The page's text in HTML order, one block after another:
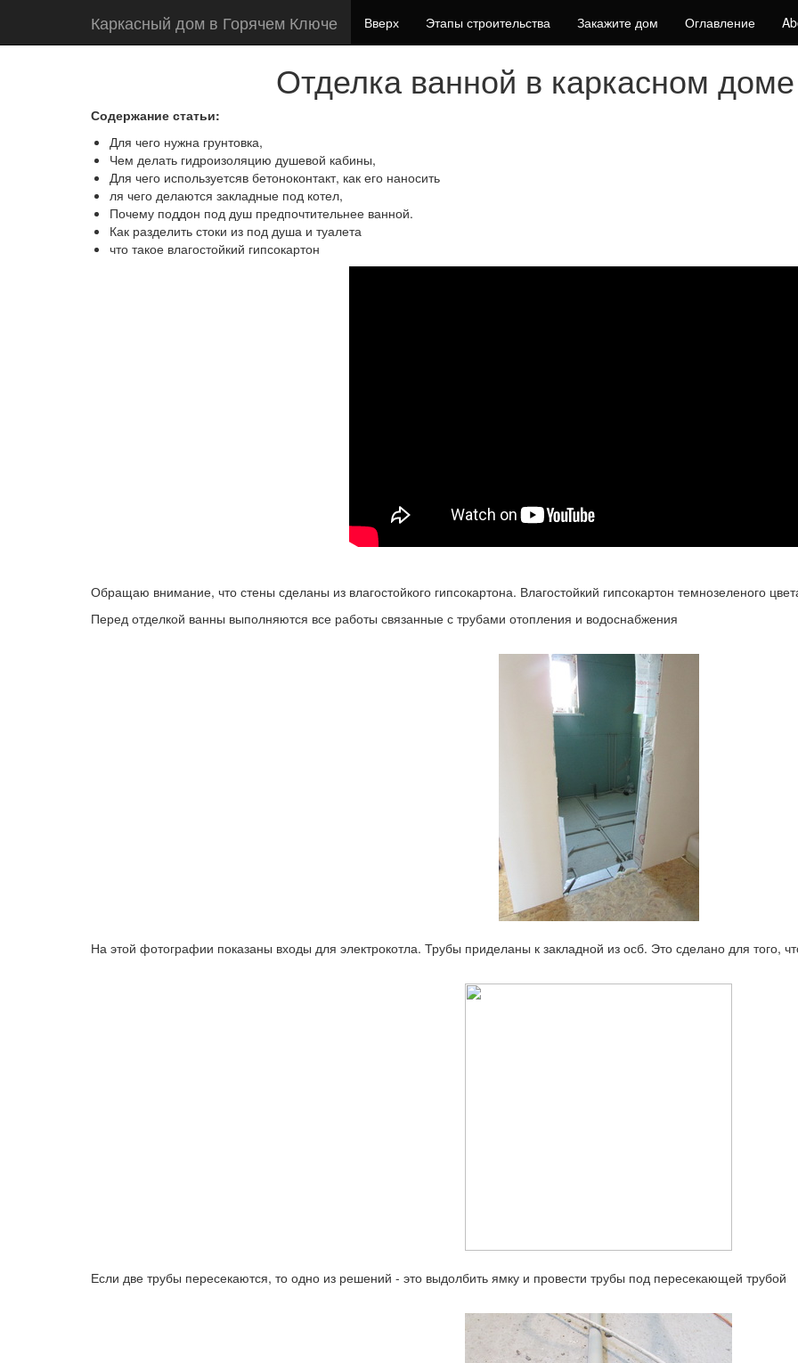
Каркасный дом в Горячем Ключе Вверх Этапы строительства Закажите дом Оглавление
Отделка ванной в каркасном
Содержание статьи:
Для чего нужна грунтовка,
Чем делать гидроизоляцию душевой кабины,
Для чего используетсяв бетоноконтакт, как его наносить
ля чего делаются закладные под котел,
Почему поддон под душ предпочтительнее ванной.
Как разделить стоки из под душа и туалета
что такое влагостойкий гипсокартон
Обращаю внимание, что стены сделаны из влагостойкого гипсокартона. Влагостойкий гипсокартон темнозеленого
Перед отделкой ванны выполняются все работы связанные с трубами отопления и водоснабжения
На этой фотографии показаны входы для электрокотла. Трубы приделаны к закладной из осб. Это сделано для того,
Если две трубы пересекаются, то одно из решений - это выдолбить ямку и провести трубы под пересекающей трубой